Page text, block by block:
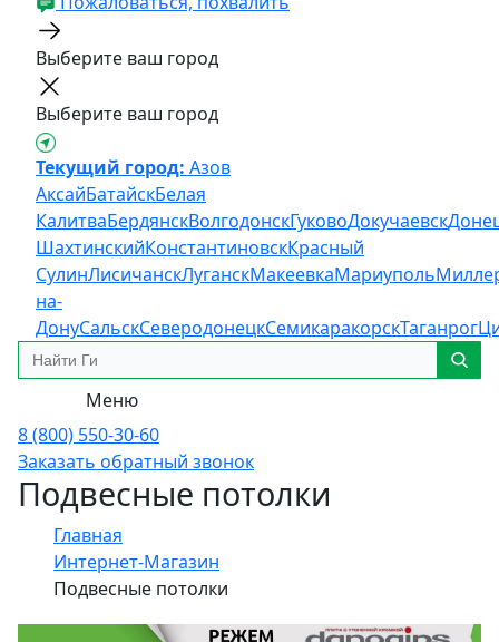
Выберите ваш город
Выберите ваш город
Текущий город: Азов
АксайБатайскБелая
КалитваБердянскВолгодонскГуковоДокучаевск
ШахтинскийКонстантиновскКрасный
СулинЛисичанскЛуганскМакеевкаМариуполь
на-
ДонуСальскСеверодонецкСемикаракорскТаганрог
Меню
8 (800) 550-30-60
Заказать обратный звонок
Подвесные потолки
Главная
Интернет-Магазин
Подвесные потолки